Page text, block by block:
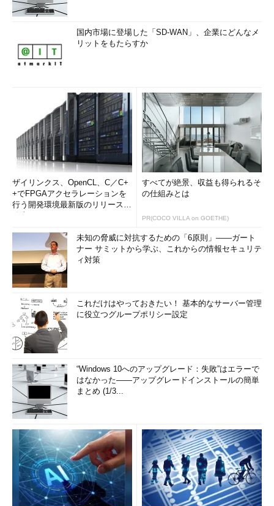
国内市場に登場した「SD-WAN」、企業にどんなメ
リットをもたらすか
ザイリンクス、OpenCL、C／C+
+でFPGAアクセラレーションを
行う開発環境最新版のリリースを
すべてが絶景、収益も得られるそ
の仕組みとは
PR(COCO VILLA on GOETHE)
未知の脅威に対抗するための「6原則」――ガート
ナー サミットから学ぶ、これからの情報セキュリテ
ィ対策
これだけはやっておきたい！ 基本的なサーバー管理
に役立つグループポリシー設定
“Windows 10へのアップグレード：失敗”はエラーで
はなかった――アップグレードインストールの簡単
まとめ (1/3...